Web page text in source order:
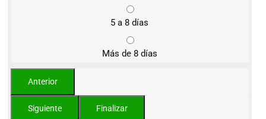
5 a 8 días
Más de 8 días